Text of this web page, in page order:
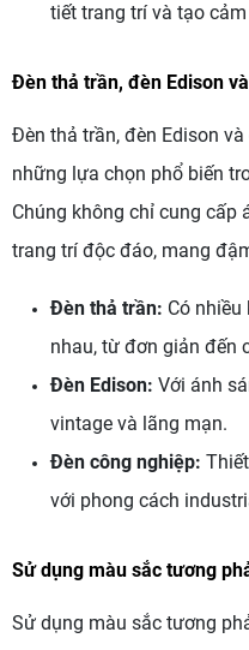
tiết trang trí và tạo
Đèn thả trần, đèn Edison
Đèn thả trần, đèn Edison
những lựa chọn phổ biến
Chúng không chỉ cung cấp
trang trí độc đáo, mang
Đèn thả trần: Có
nhau, từ đơn giản đến
Đèn Edison: Với ánh
vintage và lãng mạn.
Đèn công nghiệp:
với phong cách
Sử dụng màu sắc tương
Sử dụng màu sắc tương